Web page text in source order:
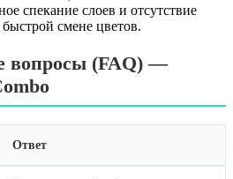
спекание слоев и отсутствие
смене цветов.
вопросы (FAQ) —
Ответ